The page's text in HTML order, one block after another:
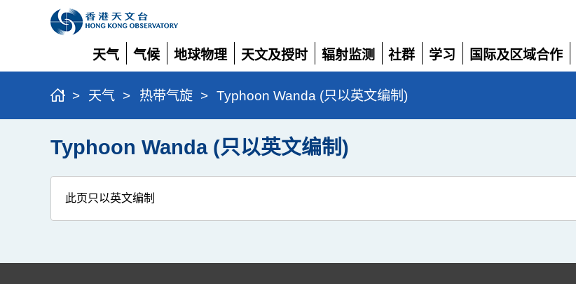
天气
展
开
气候
展
开
地球物理
展
开
天文及授时
展
开
辐射监测
展
开
社群
展
开
学习
展
国际及区域合作
展
> 天气 > 热带气旋 > Typhoon Wanda (只以英文编制)
Typhoon Wanda (只以英文编制)
此页只以英文编制